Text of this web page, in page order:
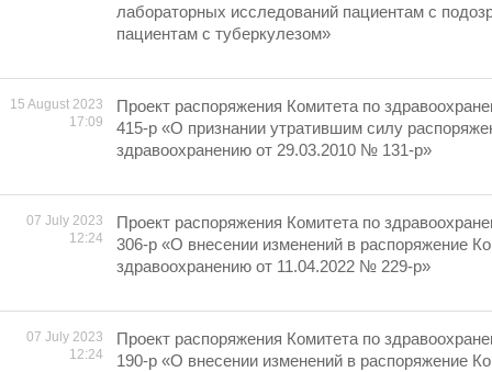
лабораторных исследований пациентам с
пациентам с туберкулезом»
15 August 2023
17:09
Проект распоряжения Комитета по
415-р «О признании утратившим силу
здравоохранению от 29.03.2010 № 131-р»
07 July 2023
12:24
Проект распоряжения Комитета по
306-р «О внесении изменений в распоряжение
здравоохранению от 11.04.2022 № 229-р»
07 July 2023
12:24
Проект распоряжения Комитета по
190-р «О внесении изменений в распоряжение